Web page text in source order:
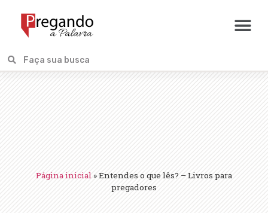
Página inicial »Entendes o que lês? – Livros para
pregadores